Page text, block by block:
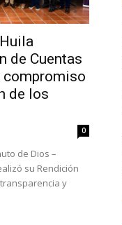
de Cuentas
compromiso
de los
0
de Dios –
su Rendición
y